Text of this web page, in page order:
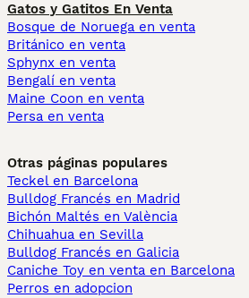
Gatos y Gatitos En Venta
Bosque de Noruega en venta
Británico en venta
Sphynx en venta
Bengalí en venta
Maine Coon en venta
Persa en venta
Otras páginas populares
Teckel en Barcelona
Bulldog Francés en Madrid
Bichón Maltés en València
Chihuahua en Sevilla
Bulldog Francés en Galicia
Caniche Toy en venta en Barcelona
Perros en adopcion